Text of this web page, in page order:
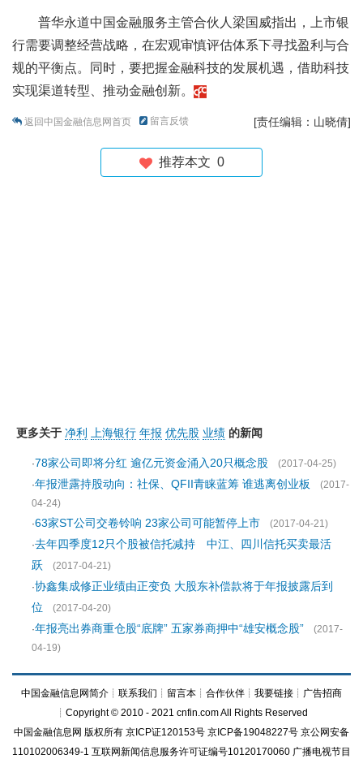
普华永道中国金融服务主管合伙人梁国威指出，上市银
行需要调整经营战略，在宏观审慎评估体系下寻找盈利与合
规的平衡点。同时，要把握金融科技的发展机遇，借助科技
实现渠道转型、推动金融创新。
返回中国金融信息网首页 留言反馈 [责任编辑：山晓倩]
推荐本文 0
更多关于 净利 上海银行 年报 优先股 业绩 的新闻
·78家公司即将分红 逾亿元资金涌入20只概念股
(2017-04-25)
·年报泄露持股动向：社保、QFII青睐蓝筹 谁逃离创业板
(2017-
04-24)
·63家ST公司交卷铃响 23家公司可能暂停上市
(2017-04-21)
·去年四季度12只个股被信托减持 中江、四川信托买卖最活
跃
(2017-04-21)
·协鑫集成修正业绩由正变负 大股东补偿款将于年报披露后到
位
(2017-04-20)
·年报亮出券商重仓股“底牌” 五家券商押中“雄安概念股”
(2017-
04-19)
中国金融信息网简介 ┊ 联系我们 ┊ 留言本 ┊ 合作伙伴 ┊ 我要链接 ┊ 广告招商
┊Copyright © 2010 - 2021 cnfin.com All Rights Reserved
中国金融信息网 版权所有 京ICP证120153号 京ICP备19048227号 京公网安备
110102006349-1 互联网新闻信息服务许可证编号10120170060 广播电视节目